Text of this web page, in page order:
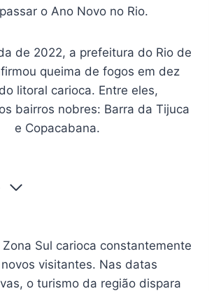
o Ano Novo no Rio.
de 2022, a prefeitura do Rio de
queima de fogos em dez
litoral carioca. Entre eles,
bairros nobres: Barra da Tijuca
e Copacabana.
Sul carioca constantemente
visitantes. Nas datas
o turismo da região dispara